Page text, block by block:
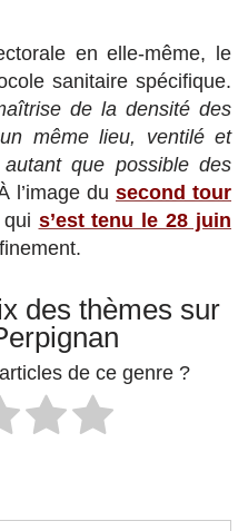
en elle-même, le
sanitaire spécifique.
de la densité des
même lieu, ventilé et
que possible des
l’image du second tour
s’est tenu le 28 juin
des thèmes sur
de ce genre ?